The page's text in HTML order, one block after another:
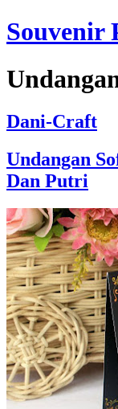
Souvenir
Dani-Craft
Undangan
Dan Putri